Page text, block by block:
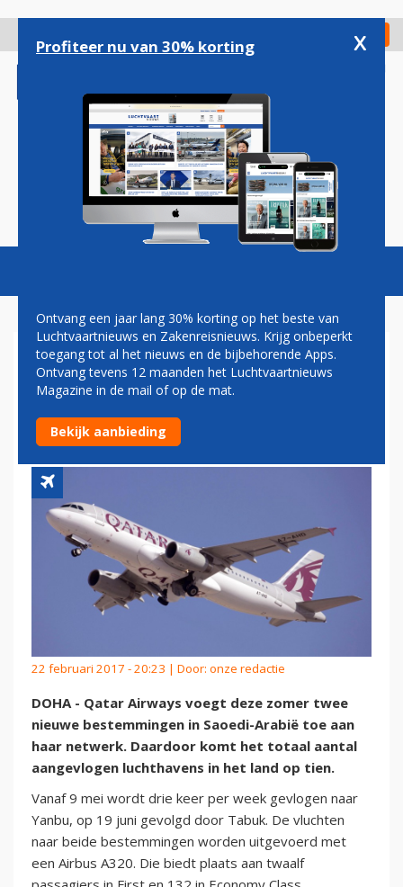
gaan
Check in
Magazine Podcasts Vacatures
QATAR AIRWAYS BREIDT UIT
MET SAOEDISCHE
BESTEMMINGEN
22 februari 2017 - 20:23 | Door: onze redactie
DOHA - Qatar Airways voegt deze zomer twee
nieuwe bestemmingen in Saoedi-Arabië toe aan
haar netwerk. Daardoor komt het totaal aantal
aangevlogen luchthavens in het land op tien.
Vanaf 9 mei wordt drie keer per week gevlogen naar
Yanbu, op 19 juni gevolgd door Tabuk. De vluchten
naar beide bestemmingen worden uitgevoerd met
een Airbus A320. Die biedt plaats aan twaalf
Profiteer nu van 30% korting x
Ontvang een jaar lang 30% korting op het beste van
Luchtvaartnieuws en Zakenreisnieuws. Krijg onbeperkt
toegang tot al het nieuws en de bijbehorende Apps.
Ontvang tevens 12 maanden het Luchtvaartnieuws
Magazine in de mail of op de mat.
Bekijk aanbieding